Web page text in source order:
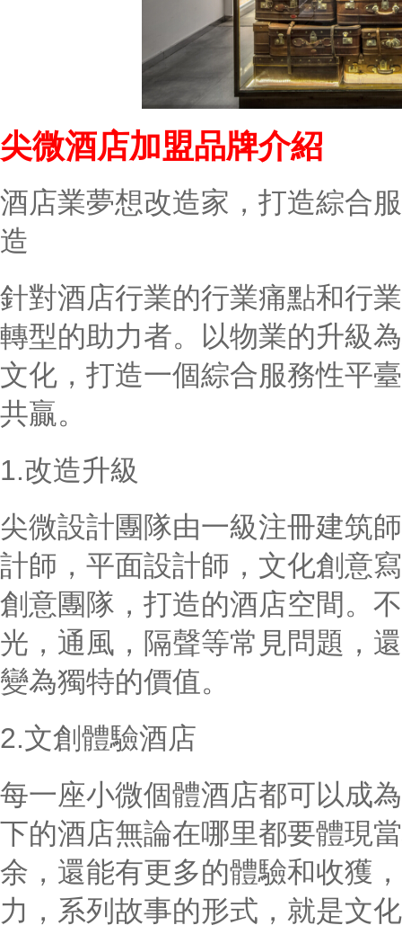
尖微酒店加盟品牌介紹
酒店業夢想改造家，打造綜合
造
針對酒店行業的行業痛點和行
轉型的助力者。以物業的升級
文化，打造一個綜合服務性平
共贏。
1.改造升級
尖微設計團隊由一級注冊建筑
計師，平面設計師，文化創意
創意團隊，打造的酒店空間。
光，通風，隔聲等常見問題，
變為獨特的價值。
2.文創體驗酒店
每一座小微個體酒店都可以成
下的酒店無論在哪里都要體現
余，還能有更多的體驗和收獲
力，系列故事的形式，就是文